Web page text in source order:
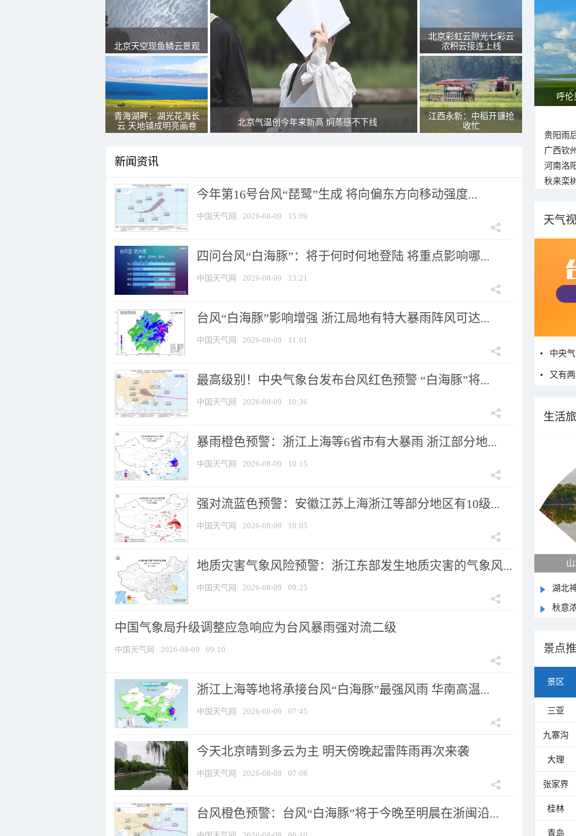
北京天空现鱼鳞云景观
青海湖畔：湖光花海长
云 天地铺成明亮画卷
北京气温创今年来新高 焖蒸感不下线
北京彩虹云隙光七彩云
浓积云接连上线
江西永新：中稻开镰抢
收忙
新闻资讯
今年第16号台风“琵鹭”生成 将向偏东方向移动强度...
中国天气网 2026-08-09 15:09
四问台风“白海豚”：将于何时何地登陆 将重点影响哪...
中国天气网 2026-08-09 13:21
台风“白海豚”影响增强 浙江局地有特大暴雨阵风可达...
中国天气网 2026-08-09 11:01
最高级别！中央气象台发布台风红色预警 “白海豚”将...
中国天气网 2026-08-09 10:36
暴雨橙色预警：浙江上海等6省市有大暴雨 浙江部分地...
中国天气网 2026-08-09 10:15
强对流蓝色预警：安徽江苏上海浙江等部分地区有10级...
中国天气网 2026-08-09 10:05
地质灾害气象风险预警：浙江东部发生地质灾害的气象风...
中国天气网 2026-08-09 09:25
中国气象局升级调整应急响应为台风暴雨强对流二级
中国天气网 2026-08-09 09:10
浙江上海等地将承接台风“白海豚”最强风雨 华南高温...
中国天气网 2026-08-09 07:45
今天北京晴到多云为主 明天傍晚起雷阵雨再次来袭
中国天气网 2026-08-09 07:08
台风橙色预警：台风“白海豚”将于今晚至明晨在浙闽沿...
呼
贵阳雨
广西钦
河南洛
秋来栾
天气
又有
生活
湖北
秋意
景点
景区
三亚
九寨沟
大理
张家界
桂林
青岛